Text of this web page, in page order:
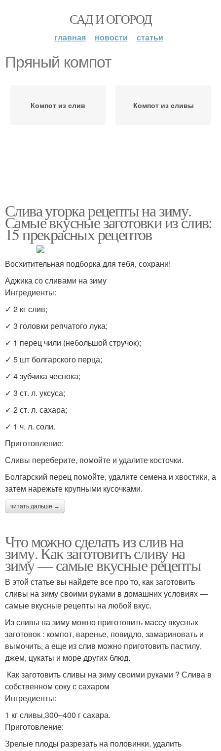
САД И ОГОРОД
главная новости статьи
Пряный компот
Компот из слив Компот из сливы
Слива угорка рецепты на зиму.
Самые вкусные заготовки из слив:
15 прекрасных рецептов
Восхитительная подборка для тебя, сохрани!
Аджика со сливами на зиму
Ингредиенты:
✓ 2 кг слив;
✓ 3 головки репчатого лука;
✓ 1 перец чили (небольшой стручок);
✓ 5 шт болгарского перца;
✓ 4 зубчика чеснока;
✓ 3 ст. л. уксуса;
✓ 2 ст. л. сахара;
✓ 1 ч. л. соли.
Приготовление:
Сливы переберите, помойте и удалите косточки.
Болгарский перец помойте, удалите семена и хвостики, а
затем нарежьте крупными кусочками.
читать дальше →
Что можно сделать из слив на
зиму. Как заготовить сливу на
зиму — самые вкусные рецепты
В этой статье вы найдете все про то, как заготовить
сливы на зиму своими руками в домашних условиях —
самые вкусные рецепты на любой вкус.
Из сливы на зиму можно приготовить массу вкусных
заготовок : компот, варенье, повидло, замариновать и
вымочить, а еще из слив можно приготовить пастилу,
джем, цукаты и море других блюд.
Как заготовить сливы на зиму своими руками ? Слива в
собственном соку с сахаром
Ингредиенты:
1 кг сливы,300–400 г сахара.
Приготовление:
Зрелые плоды разрезать на половинки, удалить